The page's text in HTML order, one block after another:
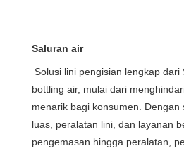
Saluran air
Solusi lini pengisian lengkap
bottling air, mulai dari
menarik bagi konsumen.
luas, peralatan lini, dan layanan
pengemasan hingga peralatan,